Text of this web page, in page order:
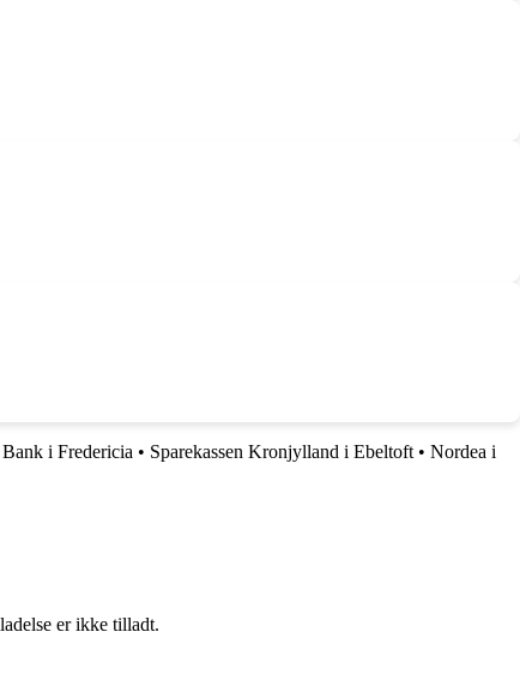
i Fredericia • Sparekassen Kronjylland i Ebeltoft • Nordea i
er ikke tilladt.